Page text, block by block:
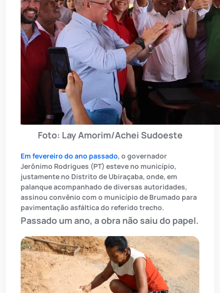
Foto: Lay Amorim/Achei Sudoeste
Em fevereiro do ano passado, o governador
Jerônimo Rodrigues (PT) esteve no município,
justamente no Distrito de Ubiraçaba, onde, em
palanque acompanhado de diversas autoridades,
assinou convênio com o município de Brumado para
pavimentação asfáltica do referido trecho.
Passado um ano, a obra não saiu do papel.